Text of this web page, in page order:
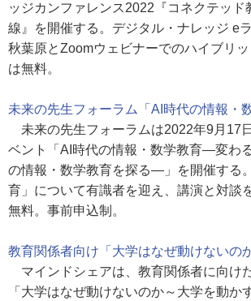
ッジカンファレンス2022『コネクテッド
線』を開催する。デジタル・ナレッジ e
秋葉原とZoomウェビナーでのハイブリ
は無料。
未来の先生フォーラム「AI時代の情報・
未来の先生フォーラムは2022年9月17
ベント「AI時代の情報・数学教育―変わ
の情報・数学教育を探る―」を開催する
育」について有識者を迎え、講演と対談
無料。事前申込制。
教育関係者向け「大学はなぜ動けないの
マインドシェアは、教育関係者に向け
「大学はなぜ動けないのか～大学を動か